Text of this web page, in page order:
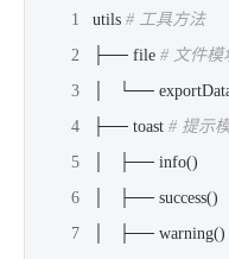
utils # 工具方法
├── file # 文件模
│   └──
├── toast # 提示
│   ├──
│   ├──
│   ├──